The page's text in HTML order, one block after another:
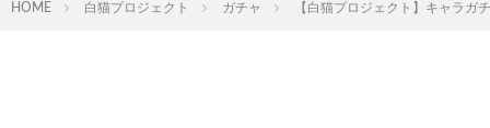
HOME 白猫プロジェクト ガチャ 【白猫プロジェクト】キャラガ